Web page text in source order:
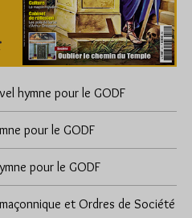
hymne pour le GODF
pour le GODF
pour le GODF
et Ordres de Société